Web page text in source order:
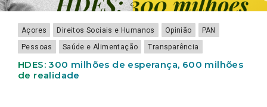
Açores Direitos Sociais e Humanos Opinião
PAN
Pessoas
Saúde e Alimentação Transparência
HDES: 300 milhões de esperança, 600 milhões
de realidade